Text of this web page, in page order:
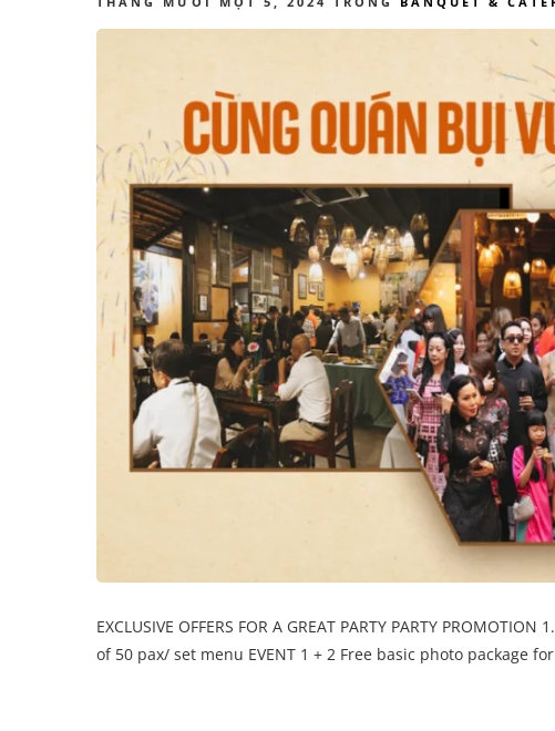
EXCLUSIVE OFFERS FOR A GREAT PARTY PARTY
of 50 pax/ set menu EVENT 1 + 2 Free basic photo package